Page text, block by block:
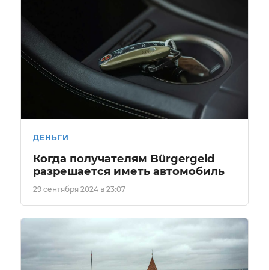
ДЕНЬГИ
Когда получателям Bürgergeld
разрешается иметь автомобиль
29 сентября 2024 в 23:07